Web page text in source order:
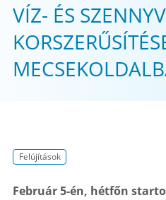
VÍZ- ÉS
Felújítások
Február 5-én, hétfőn